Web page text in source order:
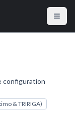
configuration
& TRIRIGA)